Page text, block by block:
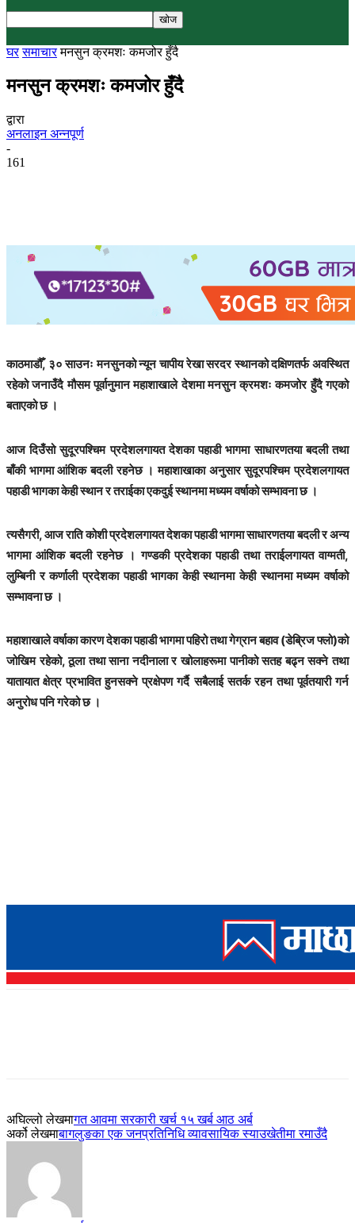
घर समाचार मनसुन क्रमशः कमजोर हुँदै
मनसुन क्रमशः कमजोर हुँदै
द्वारा
अनलाइन अन्नपूर्ण
-
161
काठमाडौँ, ३० साउनः मनसुनको न्यून चापीय रेखा सरदर स्थानको दक्षिणतर्फ अवस्थित
रहेको जनाउँदै मौसम पूर्वानुमान महाशाखाले देशमा मनसुन क्रमशः कमजोर हुँदै गएको
बताएको छ ।
आज दिउँसो सुदूरपश्चिम प्रदेशलगायत देशका पहाडी भागमा साधारणतया बदली तथा
बाँकी भागमा आंशिक बदली रहनेछ । महाशाखाका अनुसार सुदूरपश्चिम प्रदेशलगायत
पहाडी भागका केही स्थान र तराईका एकदुई स्थानमा मध्यम वर्षाको सम्भावना छ ।
त्यसैगरी, आज राति कोशी प्रदेशलगायत देशका पहाडी भागमा साधारणतया बदली र अन्य
भागमा आंशिक बदली रहनेछ । गण्डकी प्रदेशका पहाडी तथा तराईलगायत वाग्मती,
लुम्बिनी र कर्णाली प्रदेशका पहाडी भागका केही स्थानमा केही स्थानमा मध्यम वर्षाको
सम्भावना छ ।
महाशाखाले वर्षाका कारण देशका पहाडी भागमा पहिरो तथा गेग्रान बहाव (डेब्रिज फ्लो)को
जोखिम रहेको, ठूला तथा साना नदीनाला र खोलाहरूमा पानीको सतह बढ्न सक्ने तथा
यातायात क्षेत्र प्रभावित हुनसक्ने प्रक्षेपण गर्दै सबैलाई सतर्क रहन तथा पूर्वतयारी गर्न
अनुरोध पनि गरेको छ ।
अघिल्लो लेखमागत आवमा सरकारी खर्च १५ खर्ब आठ अर्ब
अर्को लेखमाबागलुङका एक जनप्रतिनिधि व्यावसायिक स्याउखेतीमा रमाउँदै